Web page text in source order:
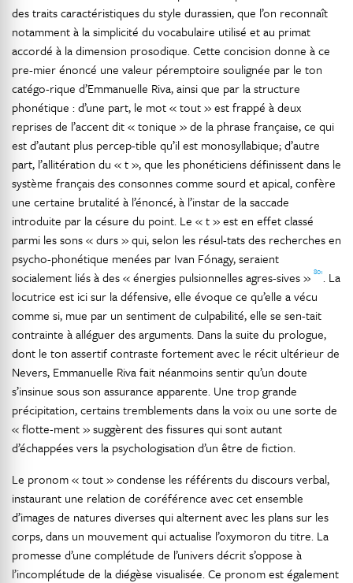
des traits caractéristiques du style durassien, que l’on reconnaît
notamment à la simplicité du vocabulaire utilisé et au primat
accordé à la dimension prosodique. Cette concision donne à ce
pre-mier énoncé une valeur péremptoire soulignée par le ton
catégo-rique d’Emmanuelle Riva, ainsi que par la structure
phonétique : d’une part, le mot « tout » est frappé à deux
reprises de l’accent dit « tonique » de la phrase française, ce qui
est d’autant plus percep-tible qu’il est monosyllabique; d’autre
part, l’allitération du « t », que les phonéticiens définissent dans le
système français des consonnes comme sourd et apical, confère
une certaine brutalité à l’énoncé, à l’instar de la saccade
introduite par la césure du point. Le « t » est en effet classé
parmi les sons « durs » qui, selon les résul-tats des recherches en
psycho-phonétique menées par Ivan Fónagy, seraient
socialement liés à des « énergies pulsionnelles agres-sives » 801. La
locutrice est ici sur la défensive, elle évoque ce qu’elle a vécu
comme si, mue par un sentiment de culpabilité, elle se sen-tait
contrainte à alléguer des arguments. Dans la suite du prologue,
dont le ton assertif contraste fortement avec le récit ultérieur de
Nevers, Emmanuelle Riva fait néanmoins sentir qu’un doute
s’insinue sous son assurance apparente. Une trop grande
précipitation, certains tremblements dans la voix ou une sorte de
« flotte-ment » suggèrent des fissures qui sont autant
d’échappées vers la psychologisation d’un être de fiction.
Le pronom « tout » condense les référents du discours verbal,
instaurant une relation de coréférence avec cet ensemble
d’images de natures diverses qui alternent avec les plans sur les
corps, dans un mouvement qui actualise l’oxymoron du titre. La
promesse d’une complétude de l’univers décrit s’oppose à
l’incomplétude de la diégèse visualisée. Ce pronom est également